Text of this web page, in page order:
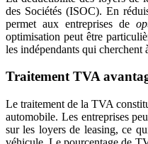
des Sociétés (ISOC). En
permet aux entreprises de
optimisation peut être
les indépendants qui cherchent
Traitement TVA
Le traitement de la TVA
automobile. Les entreprises
sur les loyers de leasing, ce